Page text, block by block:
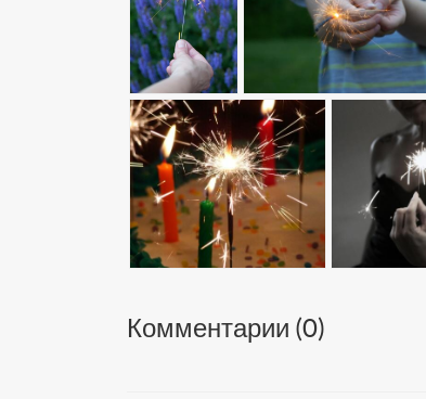
Комментарии (0)